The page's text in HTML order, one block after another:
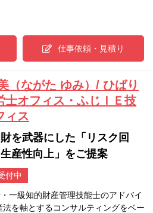
仕事依頼・見積り
（ながた ゆみ）/ ひばり
士オフィス・ふじＩＥ技
ィス
を武器にした「リスク回
産性向上」をご提案
付中
一級知的財産管理技能士のアドバイ
を軸とするコンサルティングをベー